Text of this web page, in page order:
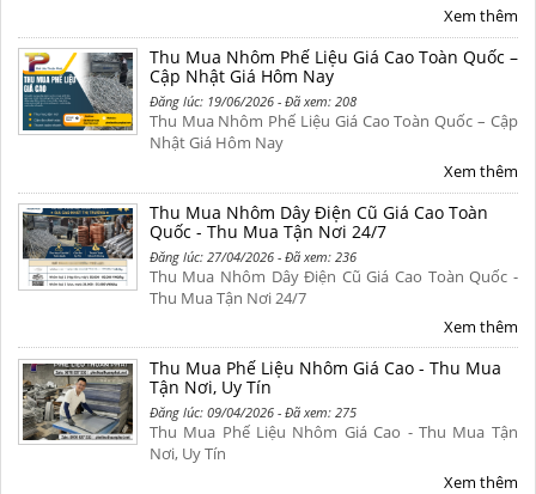
Xem thêm
Thu Mua Nhôm Phế Liệu Giá Cao Toàn Quốc –
Cập Nhật Giá Hôm Nay
Đăng lúc: 19/06/2026 - Đã xem: 208
Thu Mua Nhôm Phế Liệu Giá Cao Toàn Quốc – Cập
Nhật Giá Hôm Nay
Xem thêm
Thu Mua Nhôm Dây Điện Cũ Giá Cao Toàn
Quốc - Thu Mua Tận Nơi 24/7
Đăng lúc: 27/04/2026 - Đã xem: 236
Thu Mua Nhôm Dây Điện Cũ Giá Cao Toàn Quốc -
Thu Mua Tận Nơi 24/7
Xem thêm
Thu Mua Phế Liệu Nhôm Giá Cao - Thu Mua
Tận Nơi, Uy Tín
Đăng lúc: 09/04/2026 - Đã xem: 275
Thu Mua Phế Liệu Nhôm Giá Cao - Thu Mua Tận
Nơi, Uy Tín
Xem thêm